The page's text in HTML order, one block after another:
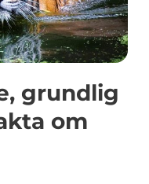
grundlig
om